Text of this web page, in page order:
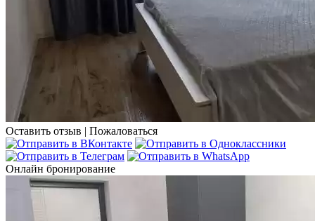
Оставить отзыв | Пожаловаться
Онлайн бронирование